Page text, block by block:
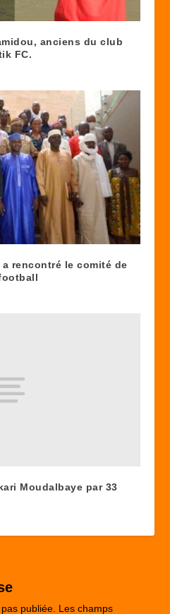
anciens du club
FC.
rencontré le comité de
Moudalbaye par 33
publiée. Les champs